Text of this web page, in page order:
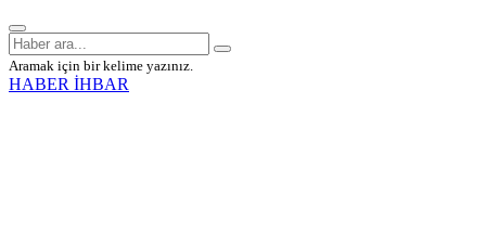
Aramak için bir kelime yazınız.
HABER İHBAR